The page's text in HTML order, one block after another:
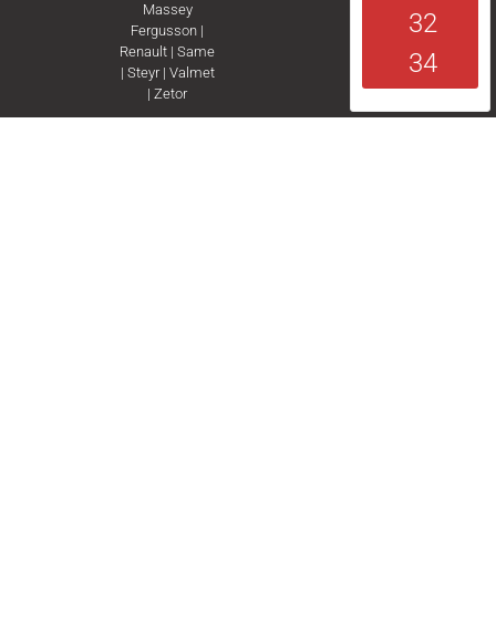
Massey
Fergusson |
Renault |Same
| Steyr| Valmet
|Zetor
32
34